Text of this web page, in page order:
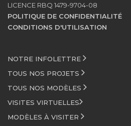
LICENCE RBQ 1479-9704-08
POLITIQUE DE CONFIDENTIALITÉ
CONDITIONS D'UTILISATION
NOTRE INFOLETTRE
TOUS NOS PROJETS
TOUS NOS MODÈLES
VISITES VIRTUELLES
MODÈLES À VISITER